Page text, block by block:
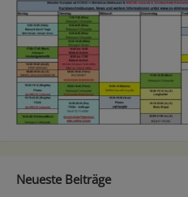
Neueste Beiträge